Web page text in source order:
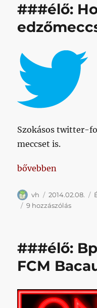
###élő:
Szokásos twitter-
meccset is.
„###élő: Honvéd –
bővebben
Szerző
vh Közzétéve
2014.02.08.
9 hozzászólás###élő:
###élő:
FCM